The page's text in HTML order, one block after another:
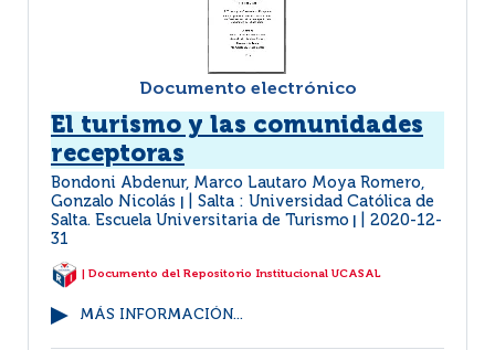
Documento electrónico
El turismo y las comunidades
receptoras
Bondoni Abdenur, Marco Lautaro Moya Romero,
Gonzalo Nicolás
Salta : Universidad Católica de
Salta. Escuela Universitaria de Turismo
2020-12-
31
| Documento del Repositorio Institucional UCASAL
MÁS INFORMACIÓN...